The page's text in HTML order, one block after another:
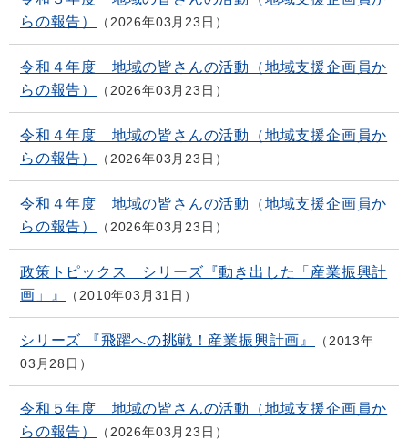
らの報告）
2026年03月23日
令和４年度 地域の皆さんの活動（地域支援企画員か
らの報告）
2026年03月23日
令和４年度 地域の皆さんの活動（地域支援企画員か
らの報告）
2026年03月23日
令和４年度 地域の皆さんの活動（地域支援企画員か
らの報告）
2026年03月23日
政策トピックス シリーズ『動き出した「産業振興計
画」』
2010年03月31日
シリーズ 『飛躍への挑戦！産業振興計画』
2013年
03月28日
令和５年度 地域の皆さんの活動（地域支援企画員か
らの報告）
2026年03月23日